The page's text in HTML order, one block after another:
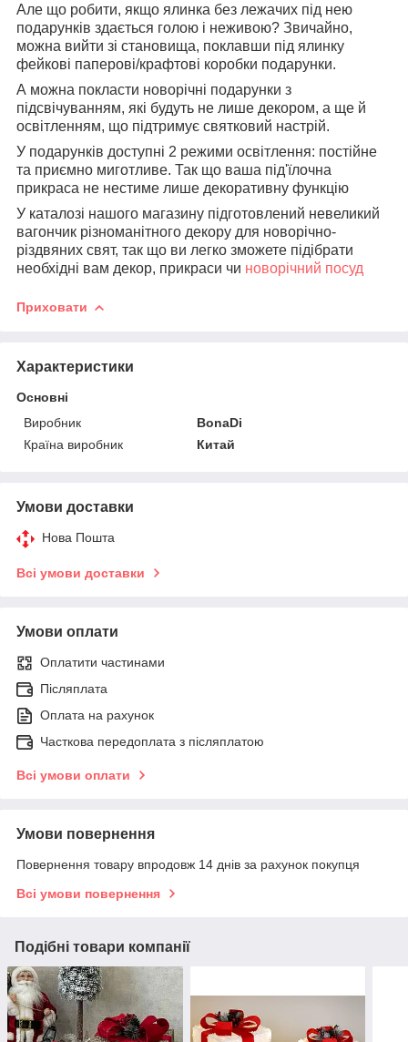
Але що робити, якщо ялинка без лежачих під нею
подарунків здається голою і неживою? Звичайно,
можна вийти зі становища, поклавши під ялинку
фейкові паперові/крафтові коробки подарунки.
А можна покласти новорічні подарунки з
підсвічуванням, які будуть не лише декором, а ще й
освітленням, що підтримує святковий настрій.
У подарунків доступні 2 режими освітлення: постійне
та приємно миготливе. Так що ваша під'їлочна
прикраса не нестиме лише декоративну функцію
У каталозі нашого магазину підготовлений невеликий
вагончик різноманітного декору для новорічно-
різдвяних свят, так що ви легко зможете підібрати
необхідні вам декор, прикраси чи новорічний посуд
Приховати
Характеристики
Основні
Виробник
BonaDi
Країна виробник
Китай
Умови доставки
Нова Пошта
Всі умови доставки
Умови оплати
Оплатити частинами
Післяплата
Оплата на рахунок
Часткова передоплата з післяплатою
Всі умови оплати
Умови повернення
Повернення товару впродовж 14 днів за рахунок покупця
Всі умови повернення
Подібні товари компанії